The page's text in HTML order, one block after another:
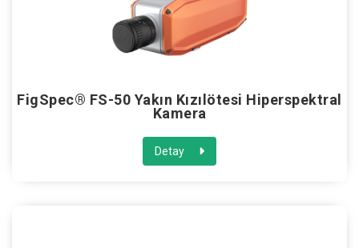
FigSpec® FS-50 Yakın Kızılötesi Hiperspektral
Kamera
Detay